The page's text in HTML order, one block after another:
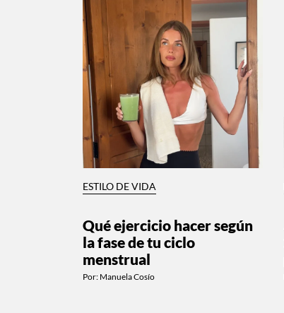
ESTILO DE VIDA
Qué ejercicio hacer según
la fase de tu ciclo
menstrual
Por: Manuela Cosío